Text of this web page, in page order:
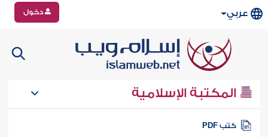
عربي دخول
المكتبة الإسلامية